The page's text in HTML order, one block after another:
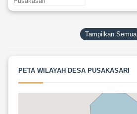
Tampilkan Semua
PETA WILAYAH DESA PUSAKASARI